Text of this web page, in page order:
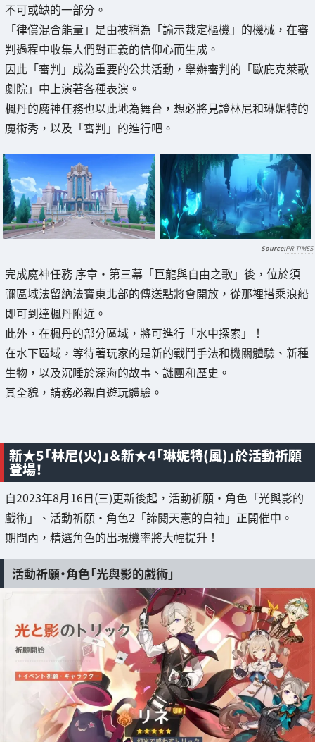
不可或缺的一部分。
「律償混合能量」是由被稱為「諭示裁定樞機」的機械，在審
判過程中收集人們對正義的信仰心而生成。
因此「審判」成為重要的公共活動，舉辦審判的「歐庇克萊歌
劇院」中上演著各種表演。
楓丹的魔神任務也以此地為舞台，想必將見證林尼和琳妮特的
魔術秀，以及「審判」的進行吧。
PR TIMES
完成魔神任務 序章・第三幕「巨龍與自由之歌」後，位於須
彌區域法留納法寶東北部的傳送點將會開放，從那裡搭乘浪船
即可到達楓丹附近。
此外，在楓丹的部分區域，將可進行「水中探索」！
在水下區域，等待著玩家的是新的戰鬥手法和機關體驗、新種
生物，以及沉睡於深海的故事、謎團和歷史。
其全貌，請務必親自遊玩體驗。
新★5「林尼(火)」＆新★4「琳妮特(風)」於活動祈願
登場！
自2023年8月16日(三)更新後起，活動祈願・角色「光與影的
戲術」、活動祈願・角色2「諦閱天憲的白袖」正開催中。
期間內，精選角色的出現機率將大幅提升！
活動祈願・角色「光與影的戲術」